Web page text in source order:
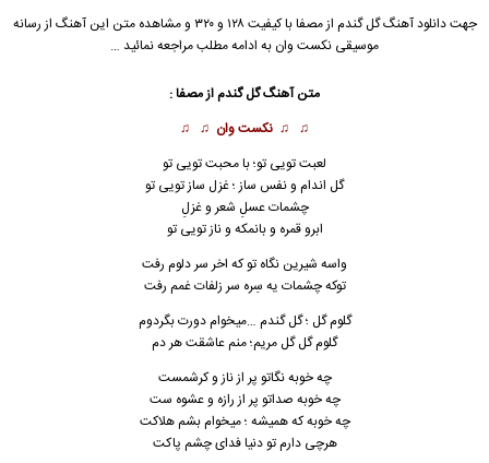
جهت دانلود آهنگ گل گندم از مصفا با کیفیت ۱۲۸ و ۳۲۰ و مشاهده متن این آهنگ از رسانه
موسیقی نکست وان به ادامه مطلب مراجعه نمائید …
متن آهنگ گل گندم از مصفا :
♫ ♫ نکست وان ♫ ♫
لعبت تویی تو؛ با محبت تویی تو
گل اندام و نفس ساز ؛ غزل ساز تویی تو
چشمات عسلِ شعر و غزلِ
ابرو قمره و بانمکه و ناز تویی تو
واسه شیرین نگاه تو که اخر سر دلوم رفت
توکه چشمات یه سِره سر زلفات غمم رفت
گلوم گل ؛ گل گندم …میخوام دورت بگردوم
گلوم گل گل مریم؛ منم عاشقت هر دم‌
چه خوبه نگاتو پر از ناز و کرشمست
چه خوبه صداتو پر از رازه و عشوه ست
چه خوبه که همیشه ؛ میخوام بشم هلاکت
هرچی دارم تو دنیا فدای چشم پاکت